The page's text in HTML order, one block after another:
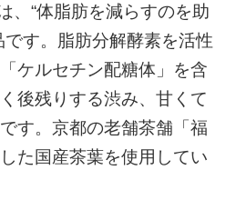
、“体脂肪を減らすのを助
です。脂肪分解酵素を活性
ケルセチン配糖体」を含
後残りする渋み、甘くて
す。京都の老舗茶舗「福
た国産茶葉を使用してい